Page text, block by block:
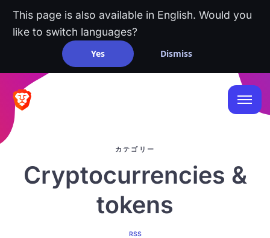
This page is also available in English. Would you
like to switch languages?
Yes Dismiss
カテゴリー
Cryptocurrencies &
tokens
RSS